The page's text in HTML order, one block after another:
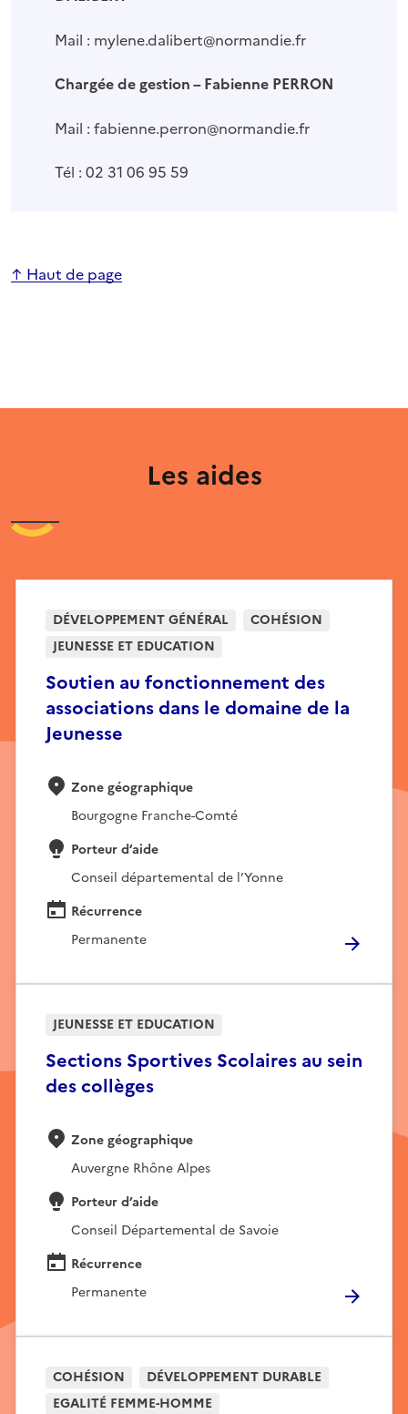
Mail : mylene.dalibert@normandie.fr
Chargée de gestion – Fabienne PERRON
Mail : fabienne.perron@normandie.fr
Tél : 02 31 06 95 59
↑ Haut de page
Les aides
Soutien au fonctionnement des
associations dans le domaine de la
Jeunesse
DÉVELOPPEMENT GÉNÉRAL
COHÉSION
JEUNESSE ET EDUCATION
Zone géographique
Bourgogne Franche-Comté
Porteur d’aide
Conseil départemental de l’Yonne
Récurrence
Permanente
Sections Sportives Scolaires au sein
des collèges
JEUNESSE ET EDUCATION
Zone géographique
Auvergne Rhône Alpes
Porteur d’aide
Conseil Départemental de Savoie
Récurrence
Permanente
COHÉSION
DÉVELOPPEMENT DURABLE
EGALITÉ FEMME-HOMME